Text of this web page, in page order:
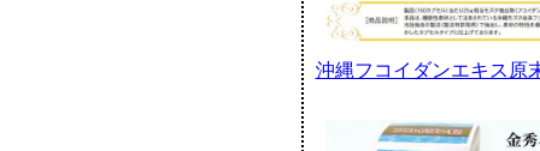
沖縄フコイダンエキス原